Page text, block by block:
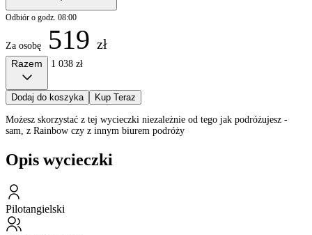
Odbiór o godz. 08:00
Za osobę 519 zł
Razem 1 038 zł
Dodaj do koszyka Kup Teraz
Możesz skorzystać z tej wycieczki niezależnie od tego jak podróżujesz -
sam, z Rainbow czy z innym biurem podróży
Opis wycieczki
Pilotangielski